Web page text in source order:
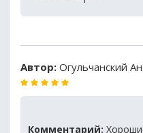
Автор: Огульчанский
Комментарий: